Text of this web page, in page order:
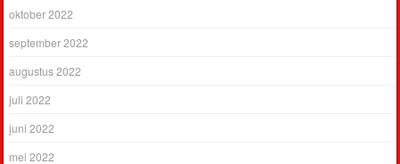
oktober 2022
september 2022
augustus 2022
juli 2022
juni 2022
mei 2022